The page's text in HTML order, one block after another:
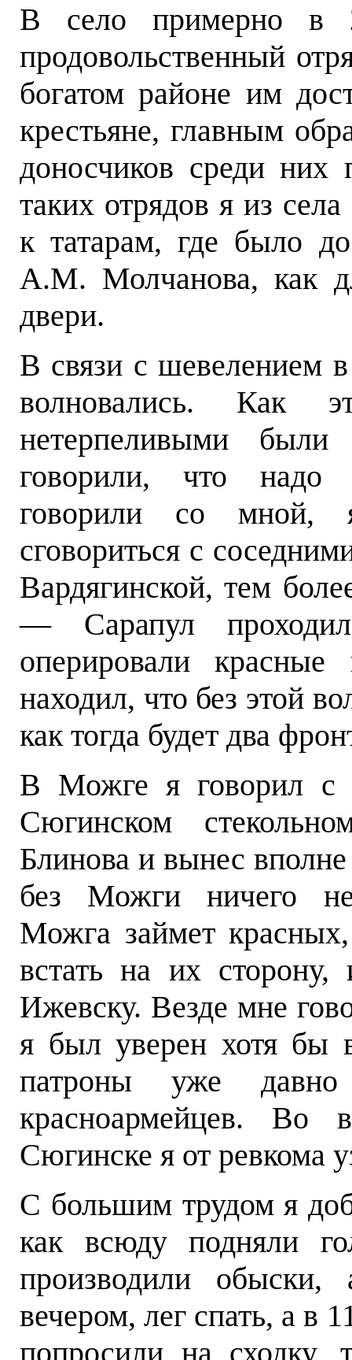
В село примерно в
продовольственный
богатом районе им
крестьяне, главным
доносчиков среди
таких отрядов я из
к татарам, где было
А.М. Молчанова, как
двери.
В связи с шевелением
волновались. Как
нетерпеливыми были
говорили, что надо
говорили со мной,
сговориться с
Вардягинской, тем
— Сарапул
оперировали
находил, что без этой
как тогда будет два
В Можге я говорил с
Сюгинском
Блинова и вынес
без Можги ничего не
Можга займет
встать на их
Ижевску. Везде мне
я был уверен хотя бы
патроны уже
красноармейцев. Во
Сюгинске я от ревкома
С большим трудом я
как всюду подняли
производили
вечером, лег спать, а в
попросили на сходку,